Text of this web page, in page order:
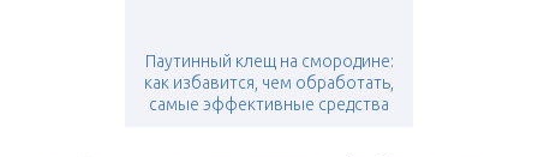
Паутинный клещ на смородине:
как избавится, чем обработать,
самые эффективные средства